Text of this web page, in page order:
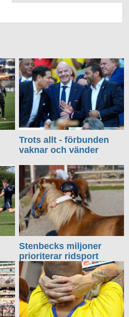
Trots allt - förbunden
vaknar och vänder
Stenbecks miljoner
prioriterar ridsport